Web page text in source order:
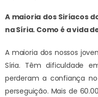
A maioria dos Siríacos
na Síria. Como é a vida
A maioria dos nossos
Síria. Têm dificuldade
perderam a confiança
perseguição. Mais de